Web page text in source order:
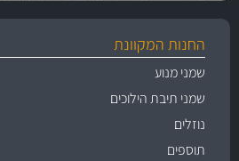
החנות המקוונת
שמני מנוע
שמני תיבת הילוכים
נוזלים
תוספים